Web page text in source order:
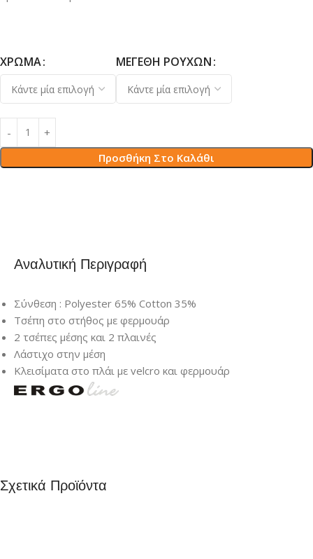
ΧΡΏΜΑ ΜΕΓΈΘΗ ΡΟΎΧΩΝ
Προσθήκη Στο Καλάθι
Αναλυτική Περιγραφή
Σύνθεση : Polyester 65% Cotton 35%
Τσέπη στο στήθος με φερμουάρ
2 τσέπες μέσης και 2 πλαινές
Λάστιχο στην μέση
Κλεισίματα στο πλάι με velcro και φερμουάρ
Σχετικά Προϊόντα